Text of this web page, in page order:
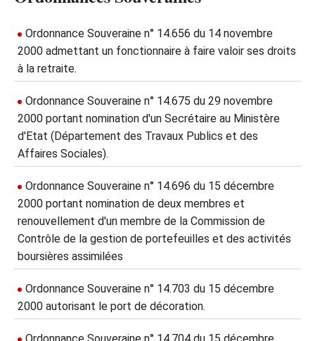
Ordonnance Souveraine n° 14.656 du 14 novembre
2000 admettant un fonctionnaire à faire valoir ses droits
à la retraite.
Ordonnance Souveraine n° 14.675 du 29 novembre
2000 portant nomination d'un Secrétaire au Ministère
d'Etat (Département des Travaux Publics et des
Affaires Sociales).
Ordonnance Souveraine n° 14.696 du 15 décembre
2000 portant nomination de deux membres et
renouvellement d'un membre de la Commission de
Contrôle de la gestion de portefeuilles et des activités
boursières assimilées
Ordonnance Souveraine n° 14.703 du 15 décembre
2000 autorisant le port de décoration.